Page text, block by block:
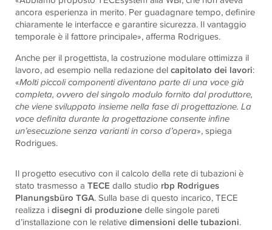
ancora esperienza in merito. Per guadagnare tempo, definire
chiaramente le interfacce e garantire sicurezza. Il vantaggio
temporale è il fattore principale», afferma Rodrigues.
Anche per il progettista, la costruzione modulare ottimizza il
lavoro, ad esempio nella redazione delcapitolato dei lavori:
«Molti piccoli componenti diventano parte di una voce già
completa, ovvero del singolo modulo fornito dal produttore,
che viene sviluppato insieme nella fase di progettazione. La
voce definita durante la progettazione consente infine
un’esecuzione senza varianti in corso d’opera», spiega
Rodrigues.
Il progetto esecutivo con il calcolo della rete di tubazioni è
stato trasmesso a TECE dallo studio rbp Rodrigues
Planungsbüro TGA. Sulla base di questo incarico, TECE
realizza idisegni di produzionedelle singole pareti
d’installazione con le relativedimensioni delle tubazioni.